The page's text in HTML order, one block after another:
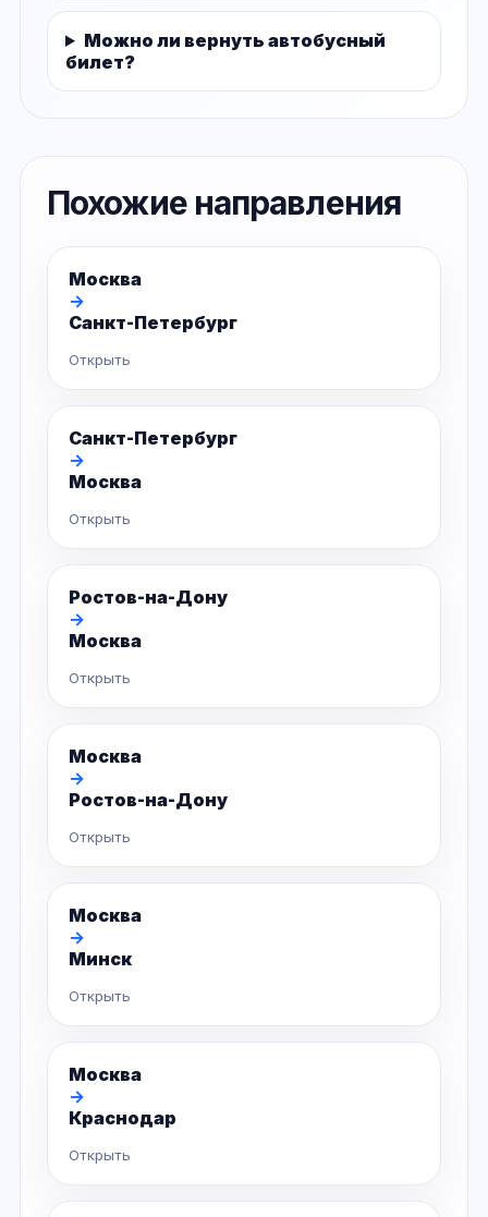
Можно ли вернуть автобусный
билет?
Похожие направления
Москва
→
Санкт-Петербург
Открыть
Санкт-Петербург
→
Москва
Открыть
Ростов-на-Дону
→
Москва
Открыть
Москва
→
Ростов-на-Дону
Открыть
Москва
→
Минск
Открыть
Москва
→
Краснодар
Открыть